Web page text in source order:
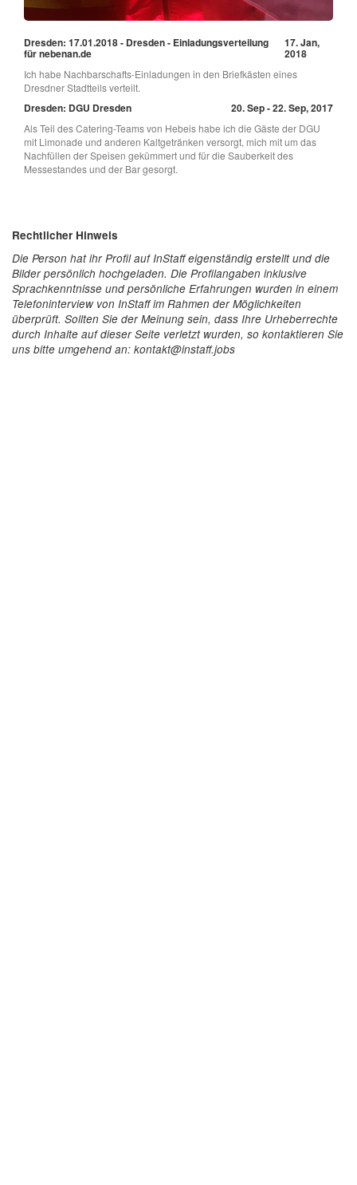
Dresden: 17.01.2018 - Dresden - Einladungsverteilung
für nebenan.de
17. Jan,
2018
Ich habe Nachbarschafts-Einladungen in den Briefkästen eines
Dresdner Stadtteils verteilt.
Dresden: DGU Dresden 20. Sep - 22. Sep, 2017
Als Teil des Catering-Teams von Hebeis habe ich die Gäste der DGU
mit Limonade und anderen Kaltgetränken versorgt, mich mit um das
Nachfüllen der Speisen gekümmert und für die Sauberkeit des
Messestandes und der Bar gesorgt.
Rechtlicher Hinweis
Die Person hat ihr Profil auf InStaff eigenständig erstellt und die
Bilder persönlich hochgeladen. Die Profilangaben inklusive
Sprachkenntnisse und persönliche Erfahrungen wurden in einem
Telefoninterview von InStaff im Rahmen der Möglichkeiten
überprüft. Sollten Sie der Meinung sein, dass Ihre Urheberrechte
durch Inhalte auf dieser Seite verletzt wurden, so kontaktieren Sie
uns bitte umgehend an: kontakt@instaff.jobs